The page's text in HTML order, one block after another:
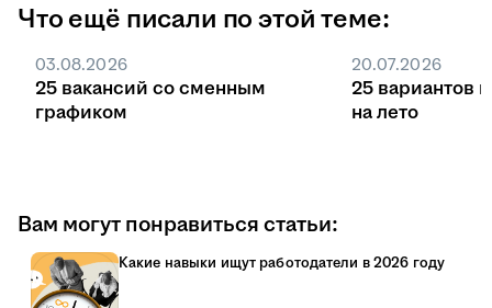
Что ещё писали по этой теме:
03.08.2026
25 вакансий со сменным
графиком
20.07.2026
25 вариантов
на лето
Вам могут понравиться статьи:
Какие навыки ищут работодатели в 2026 году